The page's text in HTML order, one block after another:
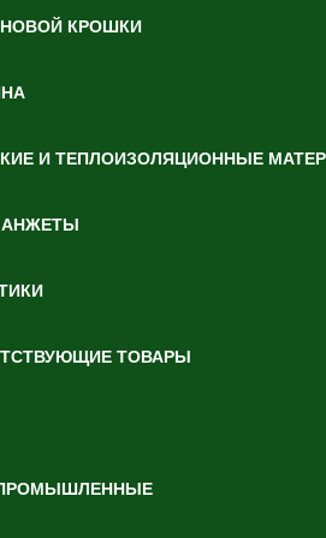
КРОШКИ
И ТЕПЛОИЗОЛЯЦИОННЫЕ
ТОВАРЫ